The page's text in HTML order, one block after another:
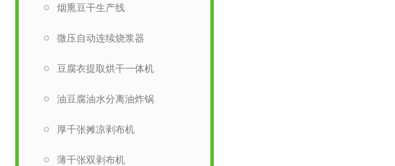
烟熏豆干生产线
微压自动连续烧浆器
豆腐衣提取烘干一体机
油豆腐油水分离油炸锅
厚千张摊凉剥布机
薄千张双剥布机